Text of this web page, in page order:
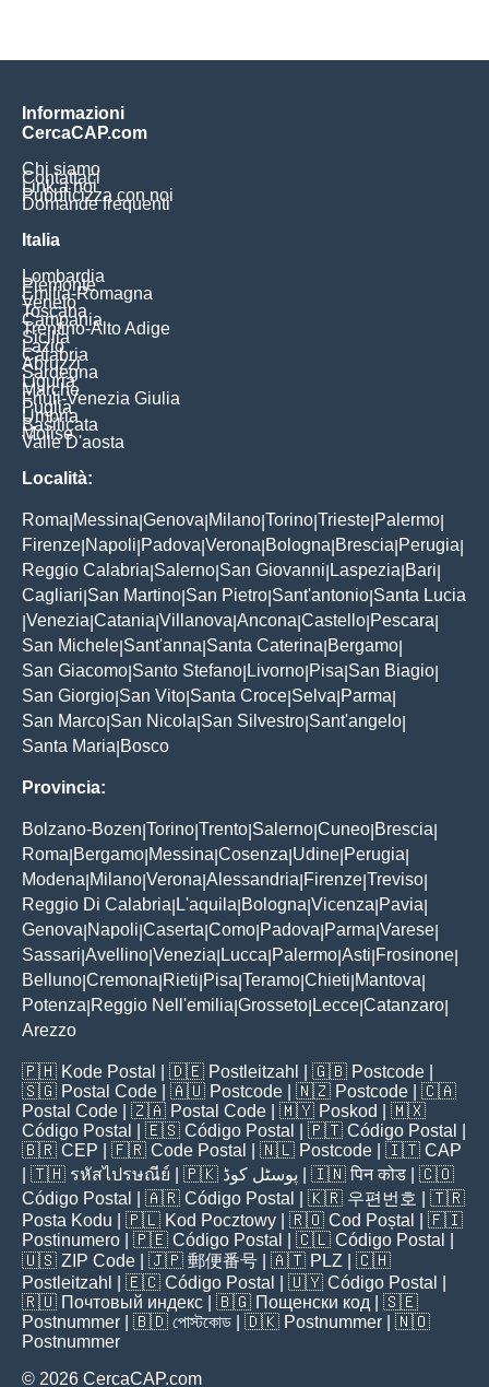
Informazioni
CercaCAP.com
Chi siamo
Contattaci
Link a noi
Pubblicizza con noi
Domande frequenti
Italia
Lombardia
Piemonte
Emilia-Romagna
Veneto
Toscana
Campania
Trentino-Alto Adige
Sicilia
Lazio
Calabria
Abruzzi
Sardegna
Liguria
Marche
Friuli-Venezia Giulia
Puglia
Umbria
Basilicata
Molise
Valle D'aosta
Località:
Roma Messina Genova Milano Torino Trieste Palermo
Firenze Napoli Padova Verona Bologna Brescia Perugia
Reggio Calabria Salerno San Giovanni Laspezia Bari
Cagliari San Martino San Pietro Sant'antonio Santa Lucia
Venezia Catania Villanova Ancona Castello Pescara
San Michele Sant'anna Santa Caterina Bergamo
San Giacomo Santo Stefano Livorno Pisa San Biagio
San Giorgio San Vito Santa Croce Selva Parma
San Marco San Nicola San Silvestro Sant'angelo
Santa Maria Bosco
Provincia:
Bolzano-Bozen Torino Trento Salerno Cuneo Brescia
Roma Bergamo Messina Cosenza Udine Perugia
Modena Milano Verona Alessandria Firenze Treviso
Reggio Di Calabria L'aquila Bologna Vicenza Pavia
Genova Napoli Caserta Como Padova Parma Varese
Sassari Avellino Venezia Lucca Palermo Asti Frosinone
Belluno Cremona Rieti Pisa Teramo Chieti Mantova
Potenza Reggio Nell'emilia Grosseto Lecce Catanzaro
Arezzo
🇵🇭 Kode Postal | 🇩🇪 Postleitzahl | 🇬🇧 Postcode
🇸🇬 Postal Code | 🇦🇺 Postcode | 🇳🇿 Postcode | 🇨🇦
Postal Code | 🇿🇦 Postal Code | 🇲🇾 Poskod
| 🇲🇽
Código Postal
| 🇪🇸 Código Postal | 🇵🇹 Código Postal
🇧🇷 CEP | 🇫🇷 Code Postal | 🇳🇱 Postcode | 🇮🇹 CAP
| 🇹🇭 รหัสไปรษณีย์ | 🇵🇰 پوسٹل کوڈ | 🇮🇳पिन कोड | 🇨🇴
Código Postal
| 🇦🇷 Código Postal | 🇰🇷 우편번호
| 🇹🇷
Posta Kodu | 🇵🇱 Kod Pocztowy | 🇷🇴 Cod Poștal
| 🇫🇮
Postinumero | 🇵🇪 Código Postal | 🇨🇱 Código Postal
🇺🇸 ZIP Code | 🇯🇵 郵便番号 | 🇦🇹 PLZ | 🇨🇭
Postleitzahl
| 🇪🇨 Código Postal | 🇺🇾 Código Postal
🇷🇺 Почтовый индекс | 🇧🇬 Пощенски код | 🇸🇪
Postnummer | 🇧🇩 পোস্টকোড | 🇩🇰 Postnummer | 🇳🇴
Postnummer
© 2026 CercaCAP.com